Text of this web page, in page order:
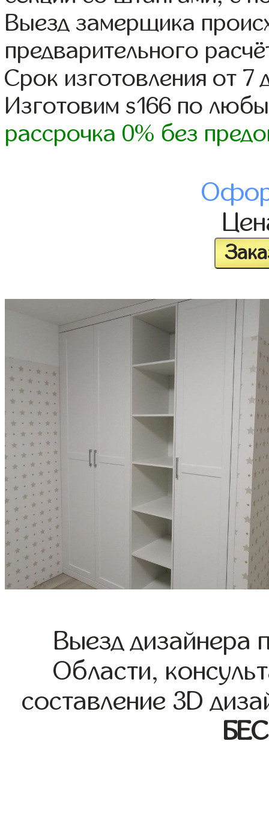
Выезд замерщика
предварительного
Срок изготовления от 7
Изготовим s166 по
рассрочка 0% без
Выезд дизайнера
Области,
составление 3D